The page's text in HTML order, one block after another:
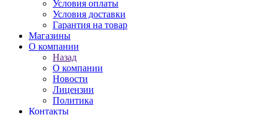
Условия оплаты
Условия доставки
Гарантия на товар
Магазины
О компании
Назад
О компании
Новости
Лицензии
Политика
Контакты